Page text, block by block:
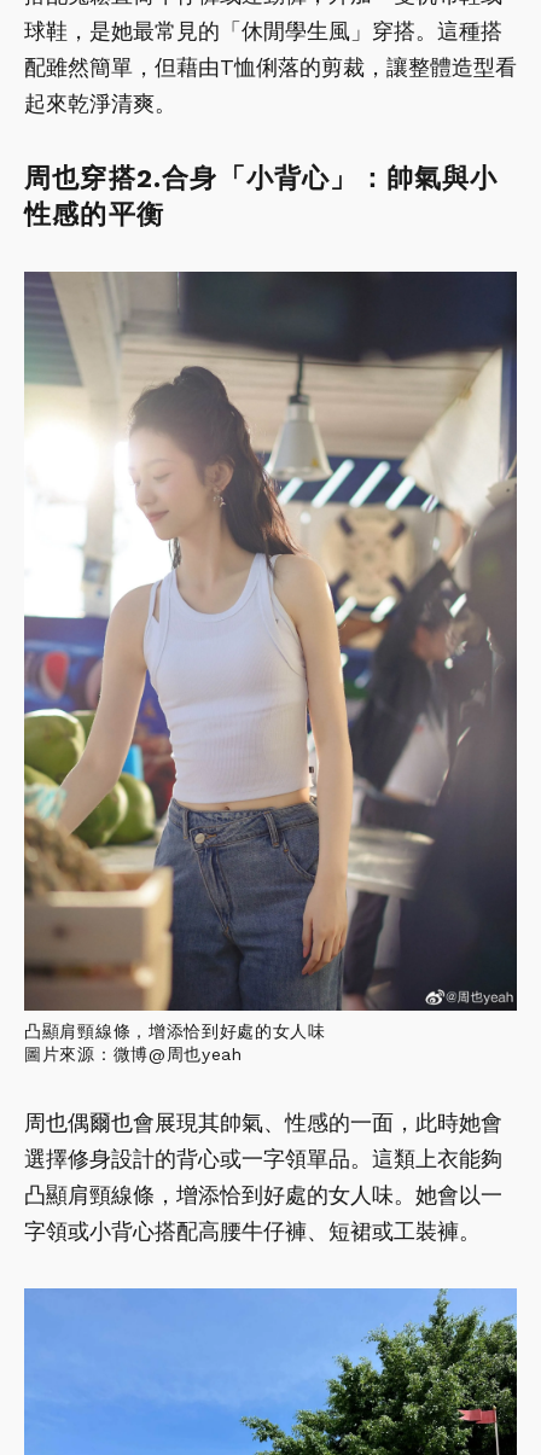
球鞋，是她最常見的「休閒學生風」穿搭。這種搭
配雖然簡單，但藉由T恤俐落的剪裁，讓整體造型看
起來乾淨清爽。
周也穿搭2.合身「小背心」：帥氣與小
性感的平衡
凸顯肩頸線條，增添恰到好處的女人味
圖片來源：微博@周也yeah
周也偶爾也會展現其帥氣、性感的一面，此時她會
選擇修身設計的背心或一字領單品。這類上衣能夠
凸顯肩頸線條，增添恰到好處的女人味。她會以一
字領或小背心搭配高腰牛仔褲、短裙或工裝褲。